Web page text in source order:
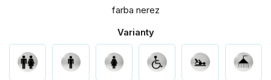
farba nerez
Varianty